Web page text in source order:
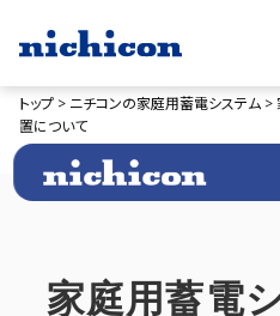
トップ > ニチコンの家庭用蓄電システム >
置について
家庭用蓄電